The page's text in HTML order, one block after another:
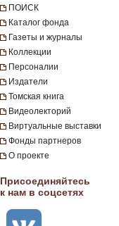
ПОИСК
Каталог фонда
Газеты и журналы
Коллекции
Персоналии
Издатели
Томская книга
Видеолекторий
Виртуальные выставки
Фонды партнеров
О проекте
Присоединяйтесь
к нам в соцсетях